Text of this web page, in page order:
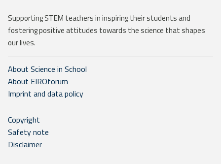
Supporting STEM teachers in inspiring their students and
fostering positive attitudes towards the science that shapes
our lives.
About Science in School
About EIROforum
Imprint and data policy
Copyright
Safety note
Disclaimer